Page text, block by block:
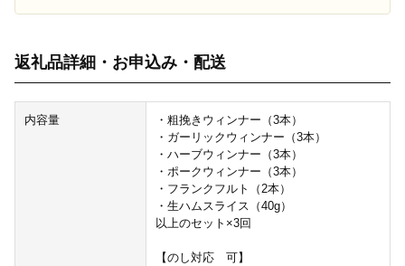
返礼品詳細・お申込み・配送
内容量
・粗挽きウィンナー（3本）
・ガーリックウィンナー（3本）
・ハーブウィンナー（3本）
・ポークウィンナー（3本）
・フランクフルト（2本）
・生ハムスライス（40g）
以上のセット×3回
【のし対応 可】